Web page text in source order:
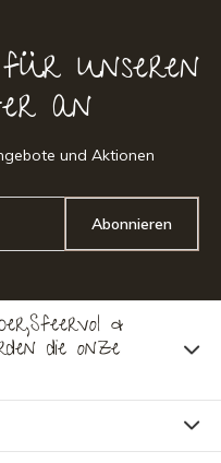
für unseren
an
und Aktionen
Abonnieren
&
die onze